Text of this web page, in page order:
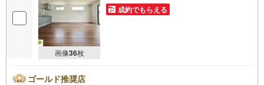
画像36枚
成約でもらえる
ゴールド推奨店